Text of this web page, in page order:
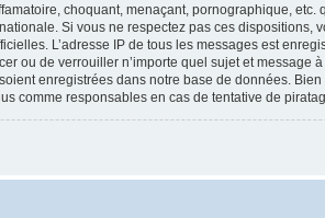
choquant, menaçant, pornographique,
Si vous ne respectez pas ces dispositions,
L’adresse IP de tous les messages est
ou de verrouiller n’importe quel sujet et message
enregistrées dans notre base de données.
comme responsables en cas de tentative de